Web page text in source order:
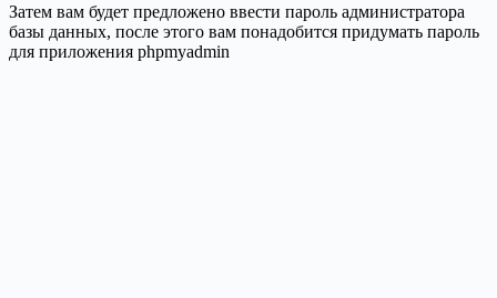
Затем вам будет предложено ввести пароль администратора
базы данных, после этого вам понадобится придумать пароль
для приложения phpmyadmin